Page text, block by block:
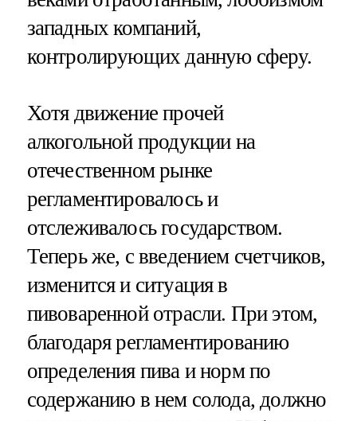
западных компаний,
контролирующих данную сферу.
Хотя движение прочей
алкогольной продукции на
отечественном рынке
регламентировалось и
отслеживалось государством.
Теперь же, с введением счетчиков,
изменится и ситуация в
пивоваренной отрасли. При этом,
благодаря регламентированию
определения пива и норм по
содержанию в нем солода, должно